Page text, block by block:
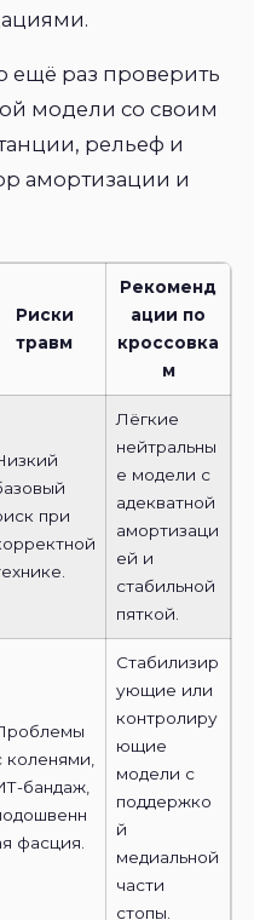
ещё раз проверить
модели со своим
рельеф и
амортизации и
Риски
травм
Рекоменд
ации по
кроссовка
м
при
Лёгкие
нейтральны
е модели с
адекватной
амортизаци
ей и
стабильной
пяткой.
коленями,
бандаж,
фасция.
Стабилизир
ующие или
контролиру
ющие
модели с
поддержко
й
медиальной
части
стопы.